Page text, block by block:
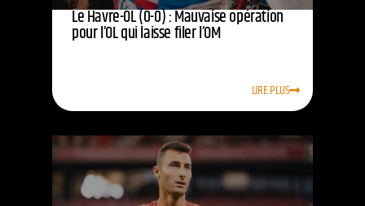
Le Havre-OL (0-0) : Mauvaise opération
pour l’OL qui laisse filer l’OM
LIRE PLUS